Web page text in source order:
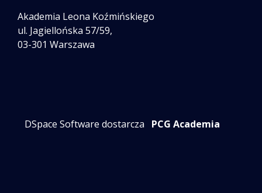
Akademia Leona Koźmińskiego
ul. Jagiellońska 57/59,
03-301 Warszawa
DSpace Software dostarcza PCG Academia